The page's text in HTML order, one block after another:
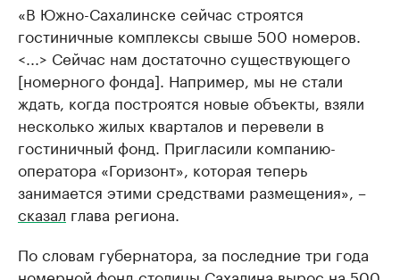
«В Южно-Сахалинске сейчас строятся
гостиничные комплексы свыше 500 номеров.
<...> Сейчас нам достаточно существующего
[номерного фонда]. Например, мы не стали
ждать, когда построятся новые объекты, взяли
несколько жилых кварталов и перевели в
гостиничный фонд. Пригласили компанию-
оператора «Горизонт», которая теперь
занимается этими средствами размещения», –
сказал глава региона.
По словам губернатора, за последние три года